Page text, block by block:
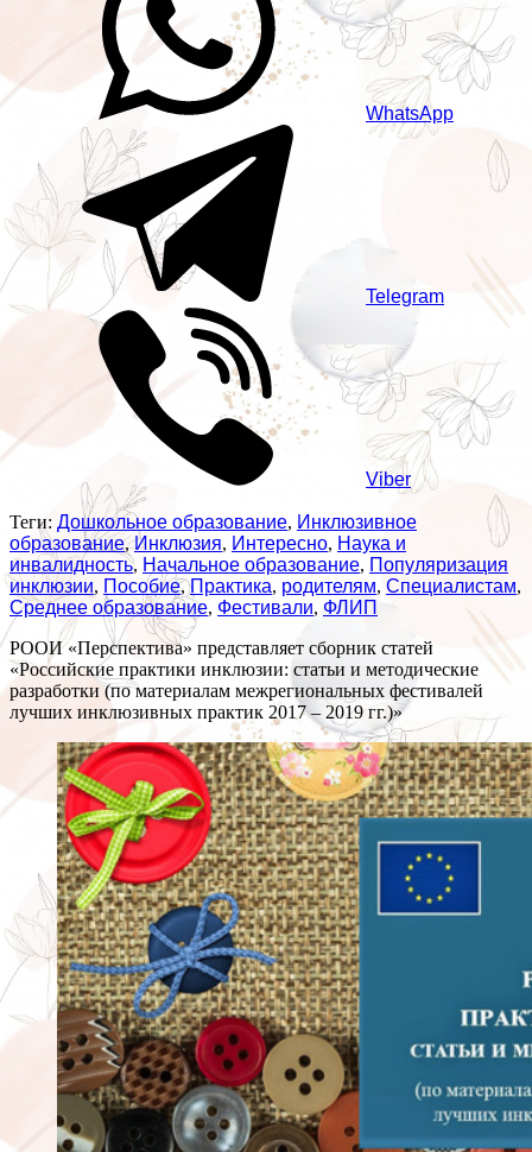
WhatsApp
Telegram
Viber
Теги: Дошкольное образование, Инклюзивное
образование,Инклюзия, Интересно, Наука и
инвалидность, Начальное образование, Популяризация
инклюзии, Пособие,Практика, родителям, Специалистам,
Среднее образование, Фестивали, ФЛИП
РООИ «Перспектива» представляет сборник статей
«Российские практики инклюзии: статьи и методические
разработки (по материалам межрегиональных фестивалей
лучших инклюзивных практик 2017 – 2019 гг.)»